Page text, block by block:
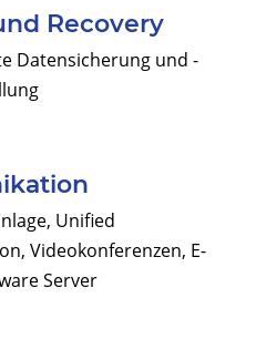
Recovery
Datensicherung und -
Unified
Videokonferenzen, E-
Server